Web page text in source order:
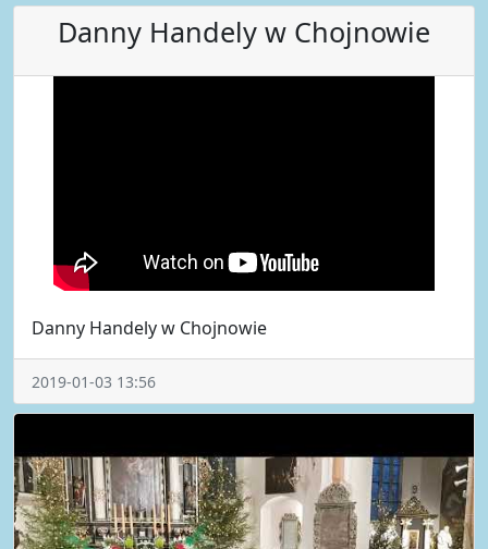
Danny Handely w Chojnowie
Danny Handely w Chojnowie
2019-01-03 13:56